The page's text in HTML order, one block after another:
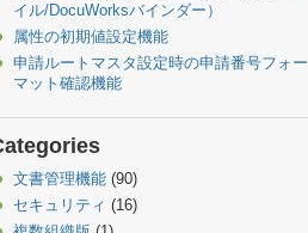
イル/DocuWorksバインダー）
属性の初期値設定機能
申請ルートマスタ設定時の申請番号フォー
マット確認機能
文書管理機能 (90)
セキュリティ (16)